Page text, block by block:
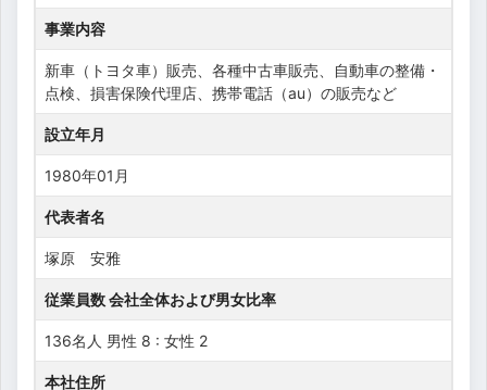
事業内容
新車（トヨタ車）販売、各種中古車販売、自動車の整備・
点検、損害保険代理店、携帯電話（au）の販売など
設立年月
1980年01月
代表者名
塚原 安雅
従業員数 会社全体および男女比率
136名人 男性 8 : 女性 2
本社住所